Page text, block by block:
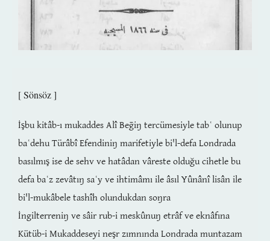
[ Sönsöz ]
İşbu kitâb-ı mukaddes Alî Beḡiŋ tercümesiyle tabʿ olunup
baʿdehu Türâbî Efendiniŋ marifetiyle bi'l-defa Londrada
basılmış ise de sehv ve hatâdan vâreste olduğu cihetle bu
defa baʿz zevâtıŋ saʿy ve ihtimâmı ile âsıl Yûnânî lisân ile
bi'l-mukâbele tashîh olundukdan soŋra
İngilterreniŋ ve sâir rub-i meskûnuŋ etrâf ve eknâfına
Kütüb-i Mukaddeseyi neşr zımnında Londrada muntazam